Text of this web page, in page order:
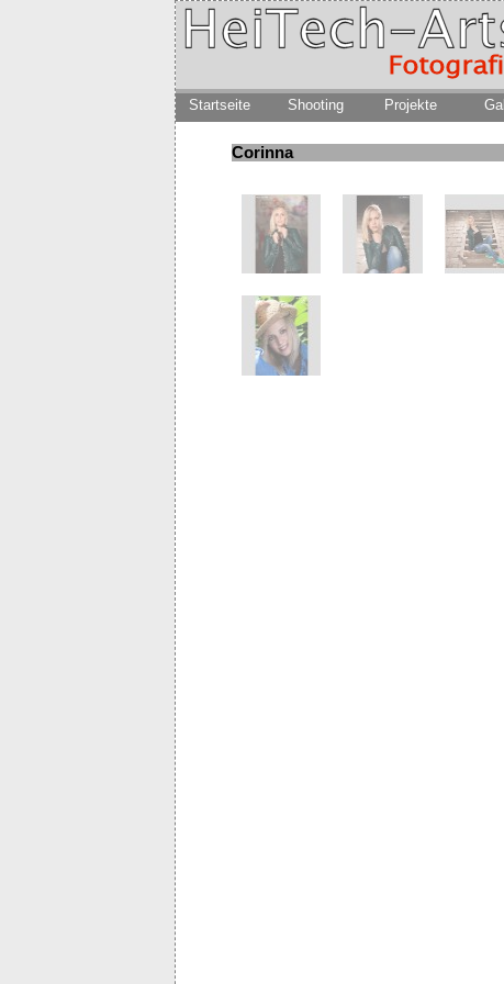
Startseite Shooting Projekte
Corinna